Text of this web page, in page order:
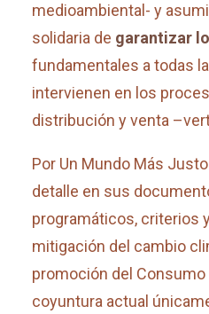
medioambiental- y
solidaria de garantizar
fundamentales a todas
intervienen en los
distribución y venta
Por Un Mundo Más
detalle en sus
programáticos, criterios
mitigación del cambio
promoción del Consumo
coyuntura actual